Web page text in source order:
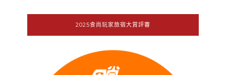
2025食尚玩家旅宿大賞評審